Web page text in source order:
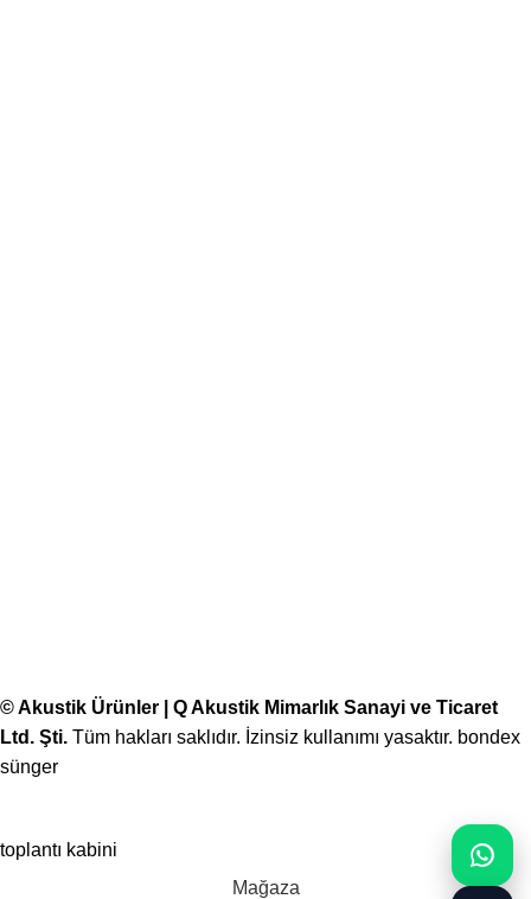
© Akustik Ürünler | Q Akustik Mimarlık Sanayi ve Ticaret
Ltd. Şti. Tüm hakları saklıdır. İzinsiz kullanımı yasaktır. bondex
sünger
toplantı kabini
Mağaza